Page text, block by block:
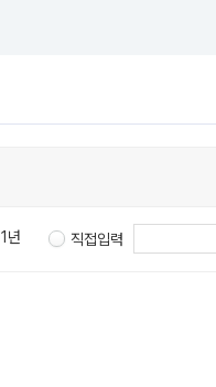
1년 직접입력